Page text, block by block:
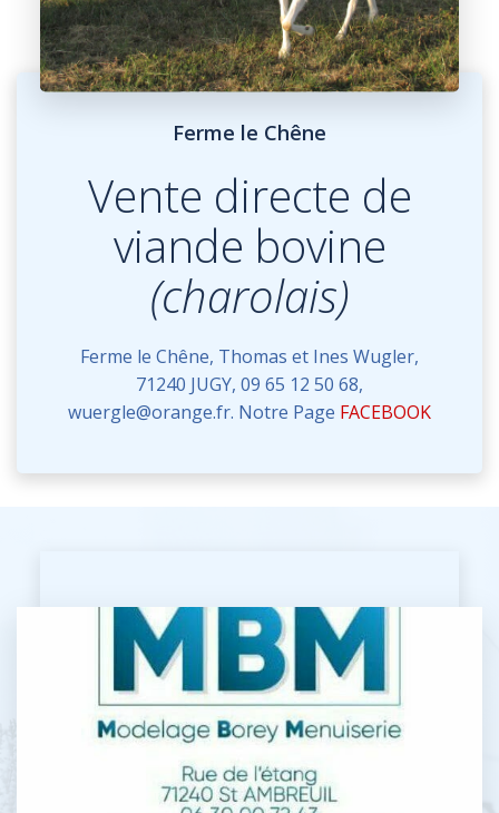
Ferme le Chêne
Vente directe de
viande bovine
(charolais)
Ferme le Chêne, Thomas et Ines Wugler,
71240 JUGY, 09 65 12 50 68,
wuergle@orange.fr. Notre Page FACEBOOK